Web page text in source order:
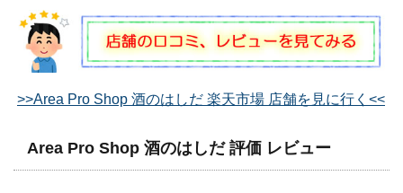
>>Area Pro Shop 酒のはしだ 楽天市場 店舗を見に行く<<
Area Pro Shop 酒のはしだ 評価 レビュー